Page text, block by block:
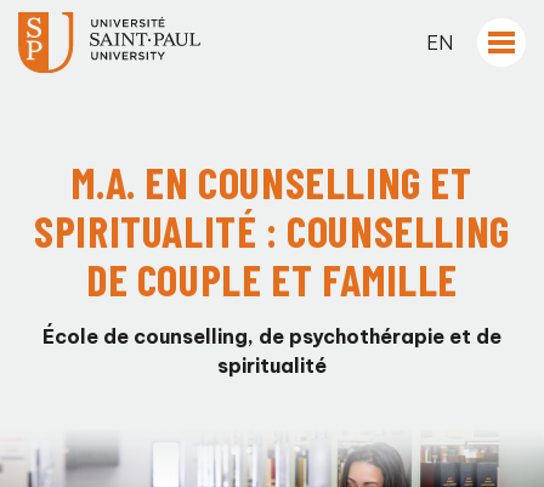
EN
M.A. EN COUNSELLING ET
SPIRITUALITÉ : COUNSELLING
DE COUPLE ET FAMILLE
École de counselling, de psychothérapie et de
spiritualité